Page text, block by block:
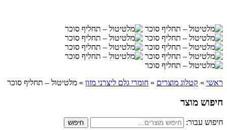
ראשי » קטלוג מוצרים » חומרי גלם ליצרני מזון » מלטיטול – תחליף סוכר
חיפוש מוצר
חיפוש עבור: חיפוש